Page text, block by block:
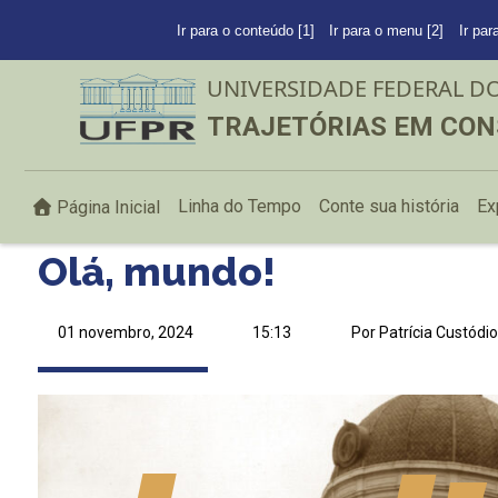
Ir para o conteúdo [1] Ir para o menu [2] Ir
UNIVERSIDADE FEDERAL
TRAJETÓRIAS EM
Página Inicial Linha do Tempo Conte sua história
Olá, mundo!
01 novembro, 2024 15:13 Por Patrícia